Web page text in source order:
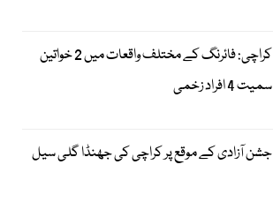
کراچی: فائرنگ کے مختلف واقعات میں 2 خواتین
سمیت 4 افراد زخمی
جشن آزادی کے موقع پر کراچی کی جھنڈا گلی سیل